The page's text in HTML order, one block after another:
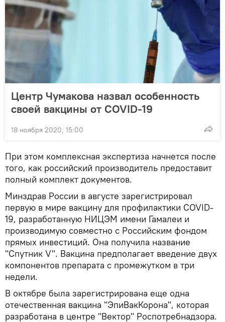
Центр Чумакова назвал особенность
своей вакцины от COVID-19
18 ноября 2020, 15:00
При этом комплексная экспертиза начнется после
того, как российский производитель предоставит
полный комплект документов.
Минздрав России в августе зарегистрировал
первую в мире вакцину для профилактики COVID-
19, разработанную НИЦЭМ имени Гамалеи и
производимую совместно с Российским фондом
прямых инвестиций. Она получила название
"Спутник V". Вакцина предполагает введение двух
компонентов препарата с промежутком в три
недели.
В октябре была зарегистрирована еще одна
отечественная вакцина "ЭпиВакКорона", которая
разработана в центре "Вектор" Роспотребнадзора.